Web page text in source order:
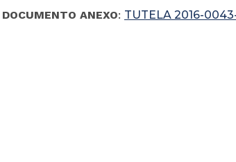
DOCUMENTO ANEXO: TUTELA 2016-